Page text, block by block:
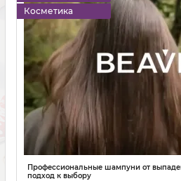
Косметика
Профессиональные шампуни от
подход к выбору